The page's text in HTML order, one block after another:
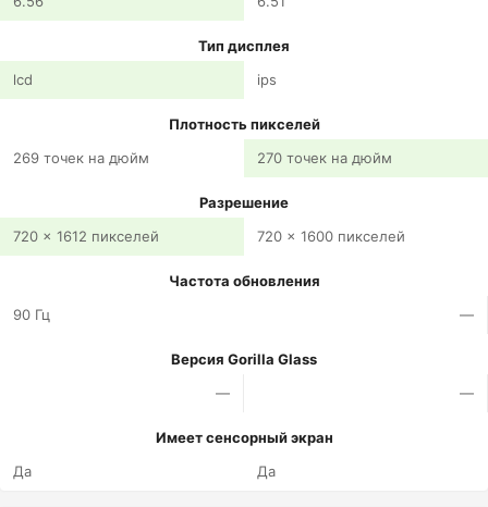
Тип дисплея
lcd
ips
Плотность пикселей
269 точек на дюйм
270 точек на дюйм
Разрешение
720 x 1612 пикселей
720 x 1600 пикселей
Частота обновления
90 Гц
—
Версия Gorilla Glass
—
—
Имеет сенсорный экран
Да
Да